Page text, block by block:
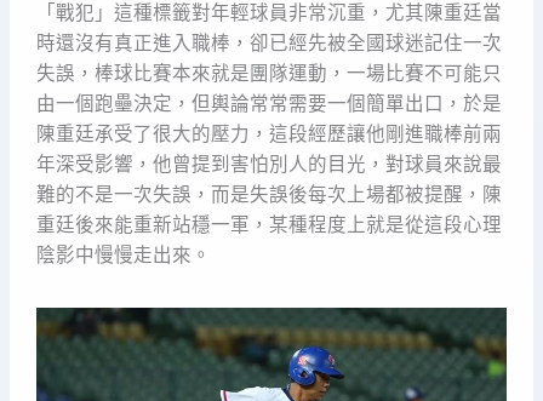
「戰犯」這種標籤對年輕球員非常沉重，尤其陳重廷當
時還沒有真正進入職棒，卻已經先被全國球迷記住一次
失誤，棒球比賽本來就是團隊運動，一場比賽不可能只
由一個跑壘決定，但輿論常常需要一個簡單出口，於是
陳重廷承受了很大的壓力，這段經歷讓他剛進職棒前兩
年深受影響，他曾提到害怕別人的目光，對球員來說最
難的不是一次失誤，而是失誤後每次上場都被提醒，陳
重廷後來能重新站穩一軍，某種程度上就是從這段心理
陰影中慢慢走出來。